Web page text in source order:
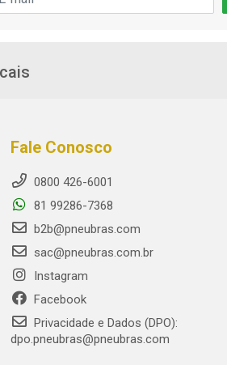
Fale Conosco
0800 426-6001
81 99286-7368
b2b@pneubras.com
sac@pneubras.com.br
Instagram
Facebook
Privacidade e Dados (DPO):
dpo.pneubras@pneubras.com